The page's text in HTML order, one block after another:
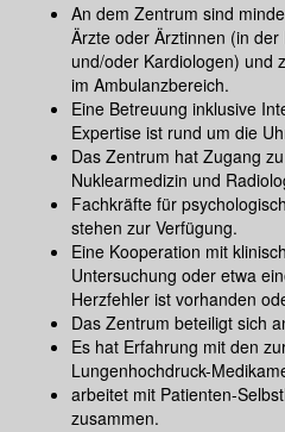
An dem Zentrum sind
Ärzte oder Ärztinnen (in
und/oder Kardiologen) und
im Ambulanzbereich.
Eine Betreuung inklusive
Expertise ist rund um die
Das Zentrum hat Zugang
Nuklearmedizin und
Fachkräfte für
stehen zur Verfügung.
Eine Kooperation mit
Untersuchung oder etwa
Herzfehler ist vorhanden
Das Zentrum beteiligt sich
Es hat Erfahrung mit den
Lungenhochdruck-
arbeitet mit Patienten-
zusammen.